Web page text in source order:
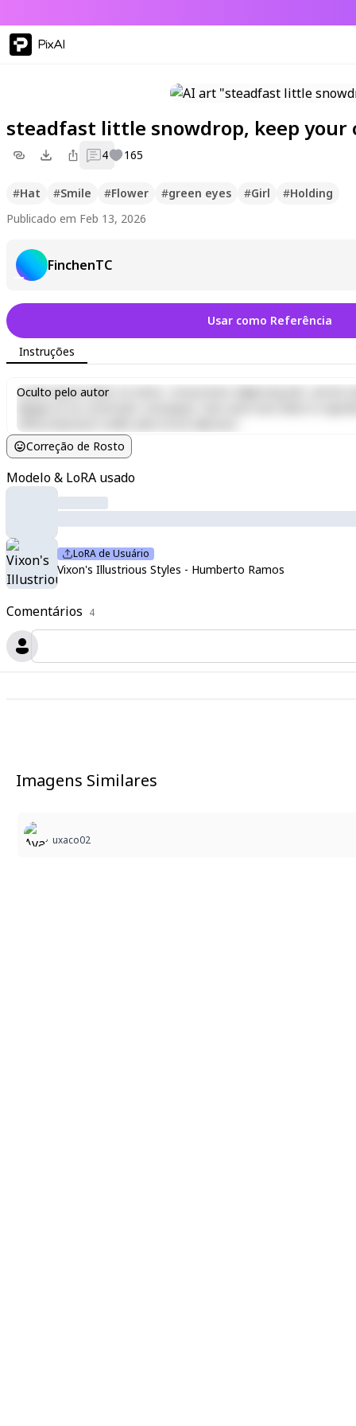
PixAI
steadfast little snowdrop, keep your
4 165
#Hat #Smile #Flower #green eyes #Girl #Holding
Publicado em Feb 13, 2026
FinchenTC
Comentários 4
Usar como Referência
Instruções
Lorem ipsum dolor sit amet, consectetur adipiscing elit, sed do
Oculto pelo autor
Correção de Rosto
Modelo & LoRA usado
LoRA de Usuário
Vixon's Illustrious Styles - Humberto Ramos
Imagens Similares
uxaco02